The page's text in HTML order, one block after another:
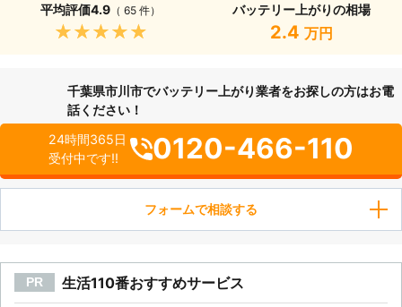
平均評価4.9 （ 65 件）
★★★★★
バッテリー上がりの相場
2.4 万円
千葉県市川市でバッテリー上がり業者をお探しの方はお電
話ください！
24時間365日
受付中です!!
0120-466-110
フォームで相談する
PR 生活110番おすすめサービス